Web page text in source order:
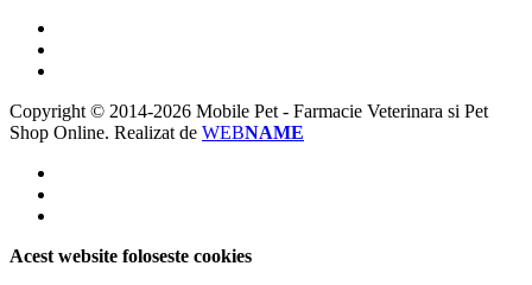
Copyright © 2014-2026 Mobile Pet - Farmacie Veterinara si Pet
Shop Online. Realizat de WEBNAME
Acest website foloseste cookies